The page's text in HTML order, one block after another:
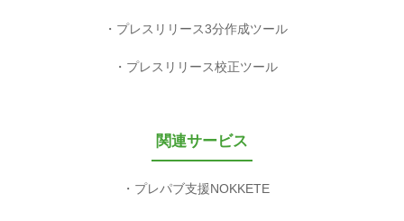
プレスリリース3分作成ツール
プレスリリース校正ツール
関連サービス
プレパブ支援NOKKETE